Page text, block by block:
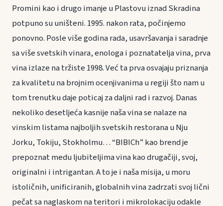
Promini kao i drugo imanje u Plastovu iznad Skradina
potpuno su uništeni. 1995. nakon rata, počinjemo
ponovno. Posle više godina rada, usavršavanja i saradnje
sa više svetskih vinara, enologa i poznatatelja vina, prva
vina izlaze na tržiste 1998. Već ta prva osvajaju priznanja
za kvalitetu na brojnim ocenjivanima u regiji što nam u
tom trenutku daje poticaj za daljni rad i razvoj. Danas
nekoliko desetljeća kasnije naša vina se nalaze na
vinskim listama najboljih svetskih restorana u Nju
Jorku, Tokiju, Stokholmu… “BIBICh” kao brend je
prepoznat medu ljubiteljima vina kao drugačiji, svoj,
originalni i intrigantan. A to je i naša misija, u moru
istoličnih, unificiranih, globalnih vina zadrzati svoj lični
pečat sa naglaskom na teritori i mikrolokaciju odakle